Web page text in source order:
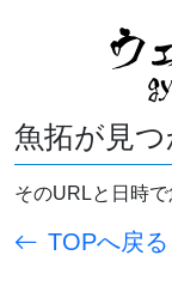
魚拓が見つ
そのURLと日時で
TOPへ戻る